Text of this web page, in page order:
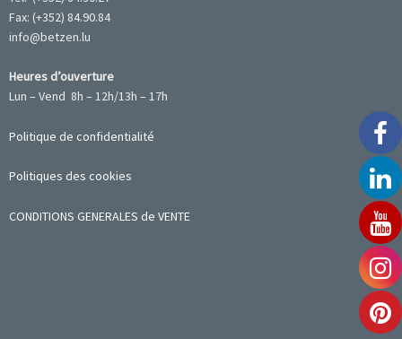
Fax: (+352) 84.90.84
info@betzen.lu
Heures d’ouverture
Lun – Vend 8h – 12h/13h – 17h
Politique de confidentialité
Politiques des cookies
CONDITIONS GENERALES de VENTE